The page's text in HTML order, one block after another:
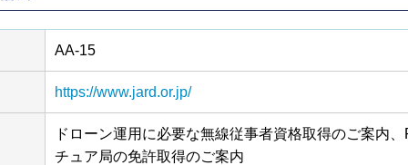
AA-15
https://www.jard.or.jp/
ドローン運用に必要な無線従事者資格取得のご案内
チュア局の免許取得のご案内